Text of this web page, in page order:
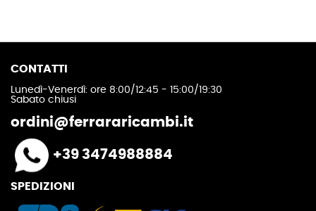
CONTATTI
Lunedì-Venerdì: ore 8:00/12:45 - 15:00/19:30
Sabato chiusi
ordini@ferrararicambi.it
+39 3474988884
SPEDIZIONI